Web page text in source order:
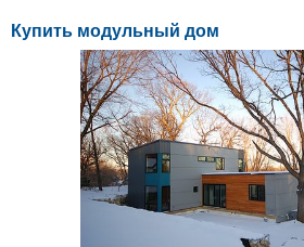
Купить модульный дом